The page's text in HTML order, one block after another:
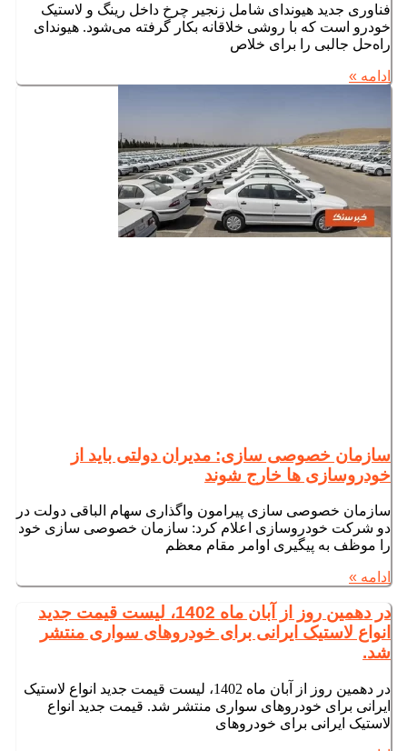
فناوری جدید هیوندای شامل زنجیر چرخ داخل رینگ و لاستیک
خودرو است که با روشی خلاقانه بکار گرفته می‌شود. هیوندای
راه‌حل جالبی را برای خلاص
ادامه »
سازمان خصوصی سازی: مدیران دولتی باید از
خودروسازی ها خارج شوند
سازمان خصوصی سازی پیرامون واگذاری سهام الباقی دولت در
دو شرکت خودروسازی اعلام کرد: سازمان خصوصی سازی خود
را موظف به پیگیری اوامر مقام معظم
ادامه »
در دهمین روز از آبان ماه 1402، لیست قیمت جدید
انواع لاستیک ایرانی برای خودروهای سواری منتشر
شد.
در دهمین روز از آبان ماه 1402، لیست قیمت جدید انواع لاستیک
ایرانی برای خودروهای سواری منتشر شد. قیمت جدید انواع
لاستیک ایرانی برای خودروهای